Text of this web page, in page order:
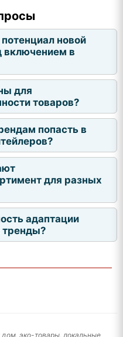
новой
включением в
для
товаров?
попасть в
для разных
адаптации
тренды?
эко-товары, локальные